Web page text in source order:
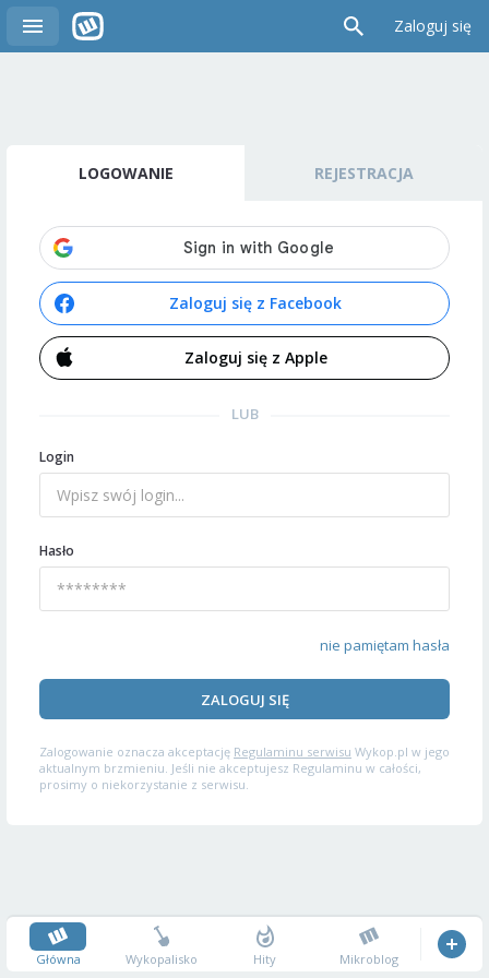
Zaloguj się
LOGOWANIE REJESTRACJA
Zaloguj się z Facebook
Zaloguj się z Apple
LUB
Login
Hasło
nie pamiętam hasła
ZALOGUJ SIĘ
Zalogowanie oznacza akceptację Regulaminu serwisu Wykop.pl w jego
aktualnym brzmieniu. Jeśli nie akceptujesz Regulaminu w całości,
prosimy o niekorzystanie z serwisu.
Główna Wykopalisko Hity Mikroblog